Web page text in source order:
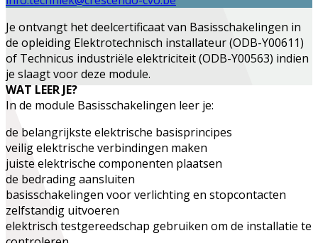
Je ontvangt het deelcertificaat van Basisschakelingen in
de opleiding Elektrotechnisch installateur (ODB-Y00611)
of Technicus industriële elektriciteit (ODB-Y00563) indien
je slaagt voor deze module.
WAT LEER JE?
In de module Basisschakelingen leer je:
de belangrijkste elektrische basisprincipes
veilig elektrische verbindingen maken
juiste elektrische componenten plaatsen
de bedrading aansluiten
basisschakelingen voor verlichting en stopcontacten
zelfstandig uitvoeren
elektrisch testgereedschap gebruiken om de installatie te